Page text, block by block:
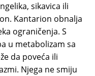
sikavica ili
Kantarion obnalja
ograničenja. S
u metabolizam sa
da poveća ili
Njega ne smiju